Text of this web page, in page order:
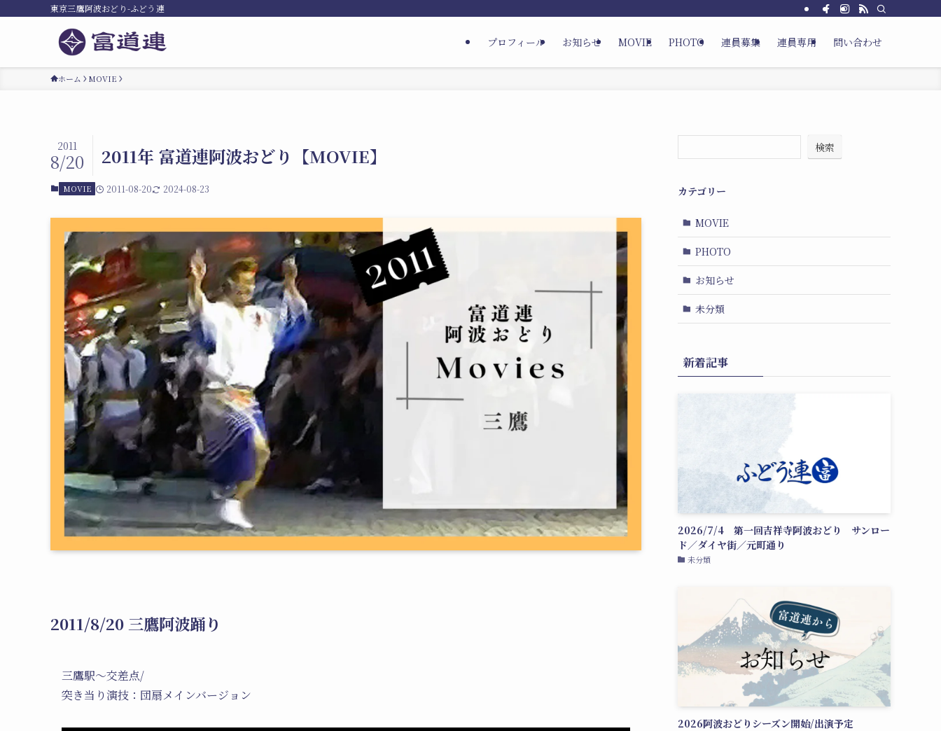
東京三鷹阿波おどり-ふどう連
プロフィール お知らせ MOVIE PHOTO 連員募集 連員専用 問い合わせ
ホーム MOVIE
2011年 富道連阿波おどり【MOVIE】
2011
8/20
MOVIE 2011-08-20 2024-08-23
2011/8/20 三鷹阿波踊り
三鷹駅～交差点/
突き当り演技：団扇メインバージョン
検索
カテゴリー
MOVIE
PHOTO
お知らせ
未分類
新着記事
2026/7/4 第一回吉祥寺阿波おどり サンロー
ド／ダイヤ街／元町通り
未分類
2026阿波おどりシーズン開始/出演予定